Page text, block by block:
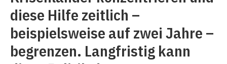
diese Hilfe zeitlich –
beispielsweise auf zwei Jahre –
begrenzen. Langfristig kann